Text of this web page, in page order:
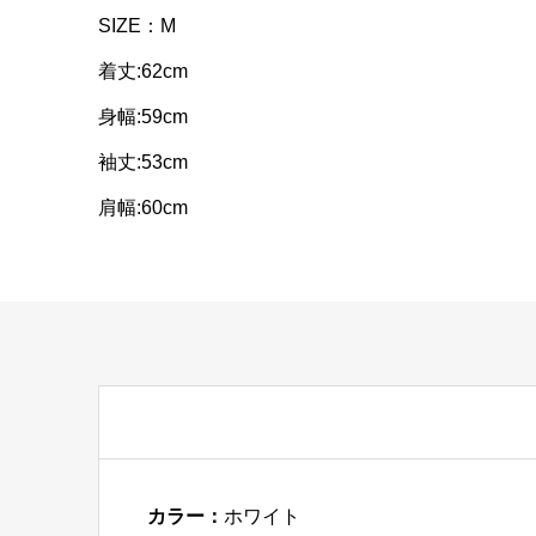
SIZE：M
着丈:62cm
身幅:59cm
袖丈:53cm
肩幅:60cm
カラー： ホワイト